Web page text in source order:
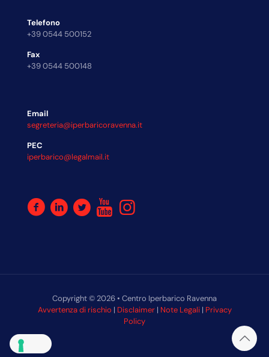
Telefono
+39 0544 500152
Fax
+39 0544 500148
Email
segreteria@iperbaricoravenna.it
PEC
iperbarico@legalmail.it
Copyright © 2026 • Centro Iperbarico Ravenna
Avvertenza di rischio | Disclaimer| Note Legali| Privacy
Policy